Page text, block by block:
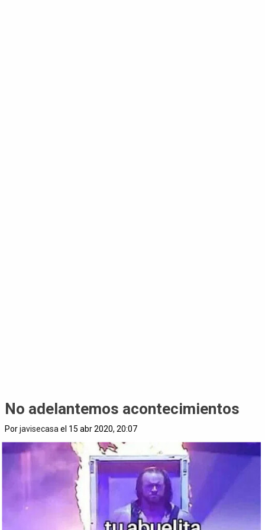
No adelantemos acontecimientos
Porjavisecasael 15 abr 2020, 20:07